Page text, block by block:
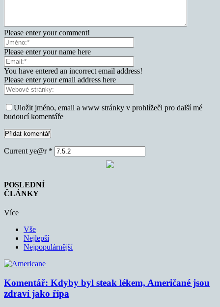
Please enter your comment!
Please enter your name here
You have entered an incorrect email address!
Please enter your email address here
Uložit jméno, email a www stránky v prohlížeči pro další mé
budoucí komentáře
Current ye@r *
POSLEDNÍ
ČLÁNKY
Více
Vše
Nejlepší
Nejpopulárnější
Komentář: Kdyby byl steak lékem, Američané jsou
zdraví jako řípa